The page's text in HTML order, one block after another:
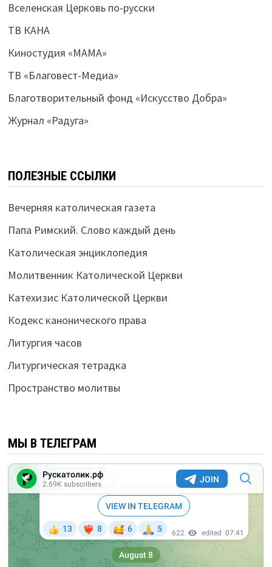
Вселенская Церковь по-русски
ТВ КАНА
Киностудия «МАМА»
ТВ «Благовест-Медиа»
Благотворительный фонд «Искусство Добра»
Журнал «Радуга»
ПОЛЕЗНЫЕ ССЫЛКИ
Вечерняя католическая газета
Папа Римский. Слово каждый день
Католическая энциклопедия
Молитвенник Католической Церкви
Катехизис Католической Церкви
Кодекс канонического права
Литургия часов
Литургическая тетрадка
Пространство молитвы
МЫ В ТЕЛЕГРАМ